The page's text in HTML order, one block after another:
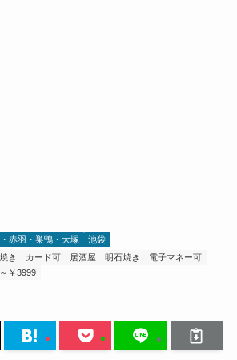
赤羽・巣鴨・大塚
池袋
き カード可 居酒屋 明石焼き
電子マネー可
￥3999